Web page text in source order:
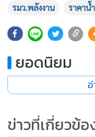
บาทต่อลิตรก็จะต้องให้ห
พลังงานจะทำเต็มที่"
นายพีระพันธ์ุย้ำว่า ข่าวลือ
อะไรก็แล้วแต่ ก็พยายามท
ก่อนที่ว่าจะขึ้นค่าไฟ 4.58
ส่วนจะตรึงไว้ได้นานแค่ไ
รมว.พลังงาน
ราคาน้
ยอดนิยม
ข่าวที่เกี่ยวข้อ